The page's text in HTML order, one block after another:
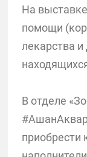
На
помощи
лекарства
В отделе
приобрести